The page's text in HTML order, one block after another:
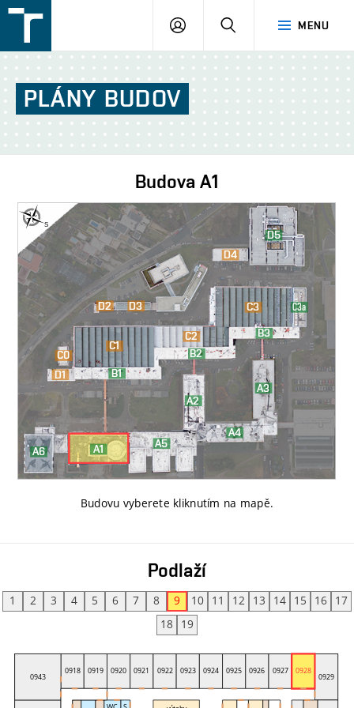
v
Brně
MENU
PŘIHLÁŠENÍ
PLÁNY BUDOV
Budova A1
Budovu vyberete kliknutím na mapě.
Podlaží
1 2 3 4 5 6 7 8 9 10 11 12 13 14 15 16
17
18
19